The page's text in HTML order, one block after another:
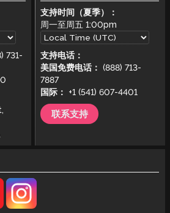
731-
支持时间（夏季）：
周一至周五1:00pm
支持电话：
美国免费电话： (888) 713-
7887
国际：
+1 (541) 607-4401
联系支持